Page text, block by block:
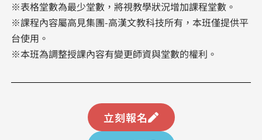
※表格堂數為最少堂數，將視教學狀況增加課程堂數。
※課程內容屬高見集團-高漢文教科技所有，本班僅提供平
台使用。
※本班為調整授課內容有變更師資與堂數的權利。
立刻報名